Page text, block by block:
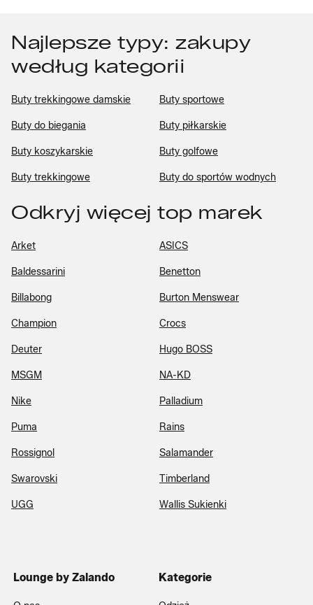
Najlepsze typy: zakupy
według kategorii
Buty trekkingowe damskie Buty sportowe
Buty do biegania Buty piłkarskie
Buty koszykarskie Buty golfowe
Buty trekkingowe Buty do sportów wodnych
Odkryj więcej top marek
Arket ASICS
Baldessarini Benetton
Billabong Burton Menswear
Champion Crocs
Deuter Hugo BOSS
MSGM NA-KD
Nike Palladium
Puma Rains
Rossignol Salamander
Swarovski Timberland
UGG Wallis Sukienki
Lounge by Zalando Kategorie